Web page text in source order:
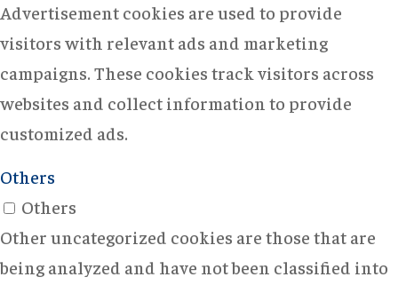
Advertisement cookies are used to provide
visitors with relevant ads and marketing
campaigns. These cookies track visitors across
websites and collect information to provide
customized ads.
Others
Others
Other uncategorized cookies are those that are
being analyzed and have not been classified into